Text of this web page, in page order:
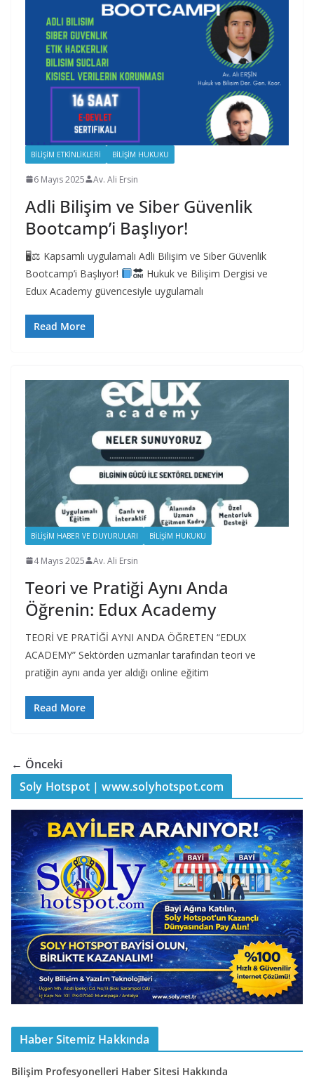
BILIŞIM ETKINLIKLERI BILIŞIM HUKUKU
6 Mayıs 2025 Av. Ali Ersin
Adli Bilişim ve Siber Güvenlik
Bootcamp’i Başlıyor!
🖥⚖ Kapsamlı uygulamalı Adli Bilişim ve Siber Güvenlik
Bootcamp’i Başlıyor!
Hukuk ve Bilişim Dergisi ve
Edux Academy güvencesiyle uygulamalı
Read More
BILIŞIM HABER VE DUYURULARI BILIŞIM HUKUKU
4 Mayıs 2025 Av. Ali Ersin
Teori ve Pratiği Aynı Anda
Öğrenin: Edux Academy
TEORİ VE PRATİĞİ AYNI ANDA ÖĞRETEN “EDUX
ACADEMY” Sektörden uzmanlar tarafından teori ve
pratiğin aynı anda yer aldığı online eğitim
Read More
← Önceki
Soly Hotspot | www.solyhotspot.com
Haber Sitemiz Hakkında
Bilişim Profesyonelleri Haber Sitesi Hakkında